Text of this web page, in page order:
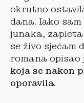
okrutno
dana. Iako
junaka,
se živo sjećam
romana opisao
koja se nakon
oporavila.